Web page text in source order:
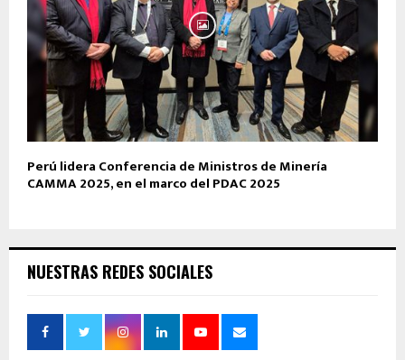
Perú lidera Conferencia de Ministros de Minería
CAMMA 2025, en el marco del PDAC 2025
NUESTRAS REDES SOCIALES